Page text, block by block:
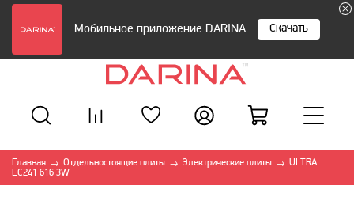
Мобильное приложение DARINA Скачать
Главная → Отдельностоящие плиты → Электрические плиты → ULTRA
EC241 616 3W